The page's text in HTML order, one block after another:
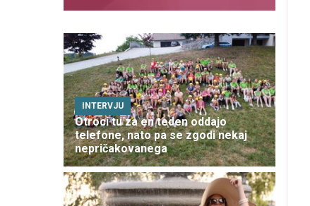
INTERVJU
Otroci tu za en teden oddajo
telefone, nato pa se zgodi nekaj
nepričakovanega